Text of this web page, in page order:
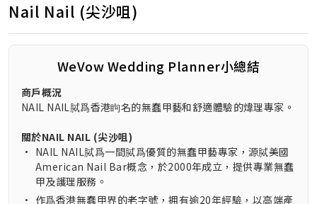
Nail Nail (尖沙咀)
WeVow Wedding Planner小總結
商戶概況
NAIL NAIL脦爲香港眗名的無蠢甲藝和舒適體驗的煒理專家。
關於NAIL NAIL (尖沙咀)
• NAIL NAIL脦爲一間脦爲優質的無蠢甲藝專家，源脦美國
American Nail Bar概念，於2000年成立，提供專業無蠢
甲及護理服務。
• 作爲香港無蠢甲界的老字號，拥有逾20年經驗，以高端產